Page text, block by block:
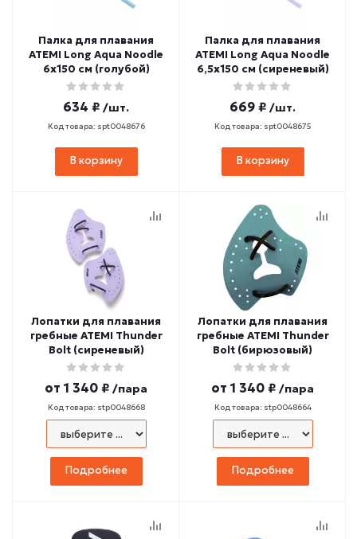
Палка для плавания
ATEMI Long Aqua Noodle
6х150 см (голубой)
634 ₽ /шт.
Код товара: spt0048676
В корзину
Палка для плавания
ATEMI Long Aqua Noodle
6,5х150 см (сиреневый)
669 ₽ /шт.
Код товара: spt0048675
В корзину
Лопатки для плавания
гребные ATEMI Thunder
Bolt (сиреневый)
от 1 340 ₽ /пара
Код товара: stp0048668
Подробнее
Лопатки для плавания
гребные ATEMI Thunder
Bolt (бирюзовый)
от 1 340 ₽ /пара
Код товара: stp0048664
Подробнее